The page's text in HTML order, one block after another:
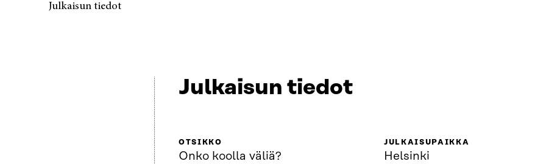
Julkaisun tiedot
Julkaisun tiedot
OTSIKKO
Onko koolla väliä?
JULKAISUPAIKKA
Helsinki